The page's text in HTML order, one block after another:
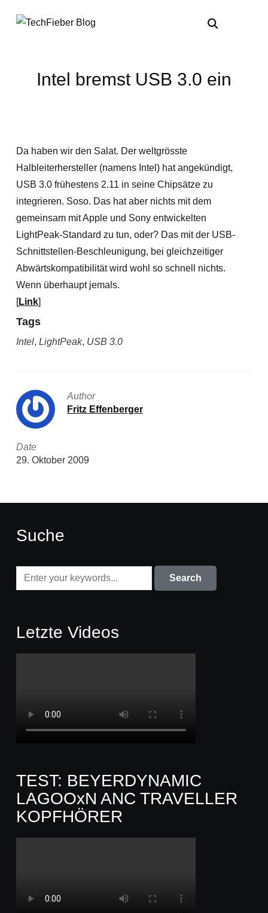
Intel bremst USB 3.0 ein
Da haben wir den Salat. Der weltgrösste
Halbleiterhersteller (namens Intel) hat angekündigt,
USB 3.0 frühestens 2.11 in seine Chipsätze zu
integrieren. Soso. Das hat aber nichts mit dem
gemeinsam mit Apple und Sony entwickelten
LightPeak-Standard zu tun, oder? Das mit der USB-
Schnittstellen-Beschleunigung, bei gleichzeitiger
Abwärtskompatibilität wird wohl so schnell nichts.
Wenn überhaupt jemals.
[Link]
Tags
Intel, LightPeak, USB 3.0
Author
Fritz Effenberger
Date
29. Oktober 2009
Suche
Letzte Videos
TEST: BEYERDYNAMIC
LAGOOxN ANC TRAVELLER
KOPFHÖRER